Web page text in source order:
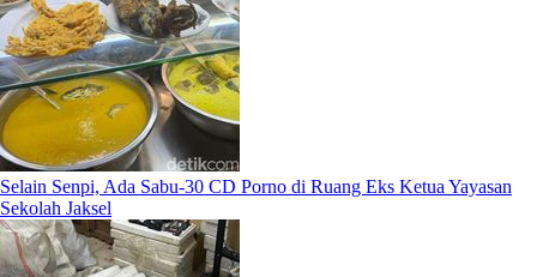
Selain Senpi, Ada Sabu-30 CD Porno di Ruang Eks Ketua Yayasan
Sekolah Jaksel